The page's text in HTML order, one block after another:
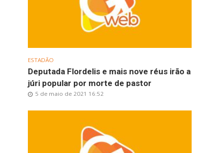
ESTADÃO
Deputada Flordelis e mais nove réus irão a
júri popular por morte de pastor
5 de maio de 2021 16:52